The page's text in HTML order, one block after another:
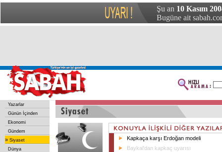
Şu an 10 Kasım
Bugüne ait
Yazarlar
Günün İçinden
Ekonomi
Gündem
» Siyaset
Dünya
Kapkaça karşı Erdoğan modeli
Baykal'dan kapkaç uyarısı